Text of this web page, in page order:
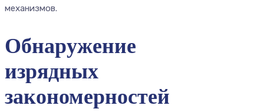
механизмов.
Обнаружение
изрядных
закономерностей